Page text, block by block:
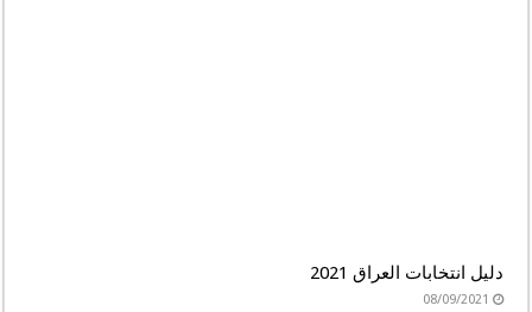
دليل انتخابات العراق 2021
08/09/2021